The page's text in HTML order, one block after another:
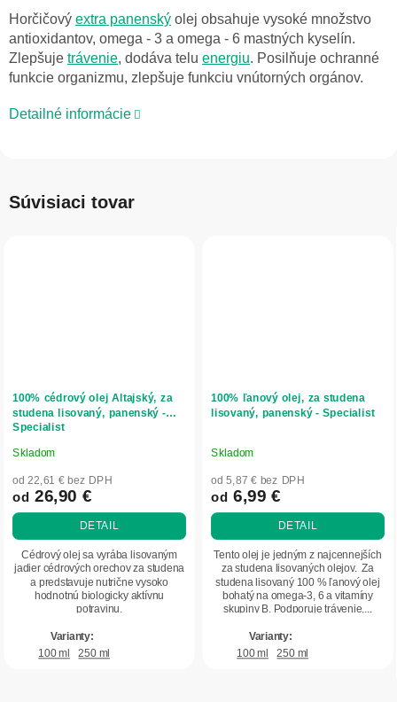
Horčičový extra panenský olej obsahuje vysoké množstvo
antioxidantov, omega - 3 a omega - 6 mastných kyselín.
Zlepšuje trávenie, dodáva telu energiu. Posilňuje ochranné
funkcie organizmu, zlepšuje funkciu vnútorných orgánov.
Detailné informácie
Súvisiaci tovar
100% cédrový olej Altajský, za
studena lisovaný, panenský -
Specialist
Priemerné
hodnotenie
produktu
je
5
hviezdičiek.
Skladom
od 22,61 € bez DPH
od 26,90 €
DETAIL
Cédrový olej sa vyrába lisovaným
jadier cédrových orechov za studena
a predstavuje nutrične vysoko
hodnotnú biologicky aktívnu
potravinu.
100 ml 250 ml
100% ľanový olej, za studena
lisovaný, panenský - Specialist
Priemerné
hodnotenie
produktu
je
z
hviezdičiek.
Skladom
od 5,87 € bez DPH
od 6,99 €
DETAIL
Tento olej je jedným z najcennejších
za studena lisovaných olejov. Za
studena lisovaný 100 % ľanový olej
bohatý na omega-3, 6 a vitamíny
skupiny B. Podporuje trávenie,...
100 ml 250 ml